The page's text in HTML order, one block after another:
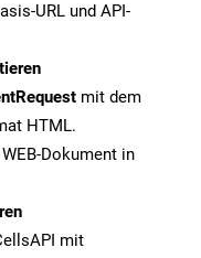
URL und API-
mit dem
HTML.
Dokument in
mit